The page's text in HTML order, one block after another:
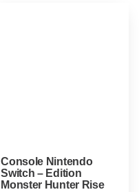
Console Nintendo
Switch – Edition
Monster Hunter Rise